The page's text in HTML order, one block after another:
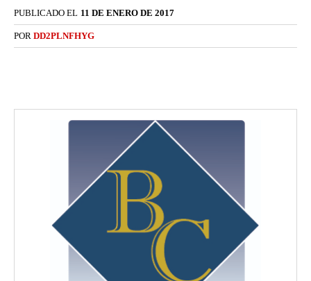
PUBLICADO EL 11 DE ENERO DE 2017
POR DD2PLNFHYG